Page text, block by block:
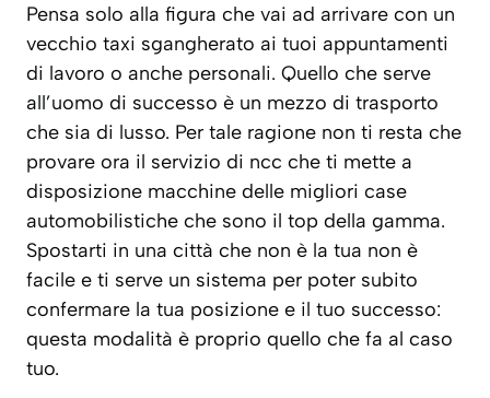
Pensa solo alla figura che vai ad arrivare con un
vecchio taxi sgangherato ai tuoi appuntamenti
di lavoro o anche personali. Quello che serve
all’uomo di successo è un mezzo di trasporto
che sia di lusso. Per tale ragione non ti resta che
provare ora il servizio di ncc che ti mette a
disposizione macchine delle migliori case
automobilistiche che sono il top della gamma.
Spostarti in una città che non è la tua non è
facile e ti serve un sistema per poter subito
confermare la tua posizione e il tuo successo:
questa modalità è proprio quello che fa al caso
tuo.